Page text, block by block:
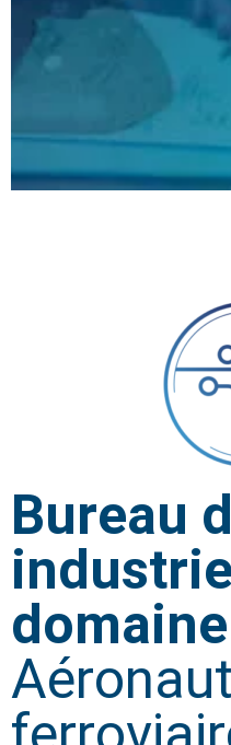
Ingénierie |
Bureau